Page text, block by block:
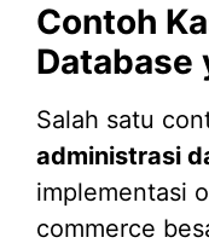
Contoh
Database
Salah satu
administrasi
implementasi
commerce